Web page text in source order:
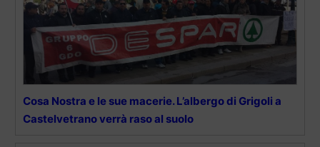
Cosa Nostra e le sue macerie. L’albergo di Grigoli a
Castelvetrano verrà raso al suolo